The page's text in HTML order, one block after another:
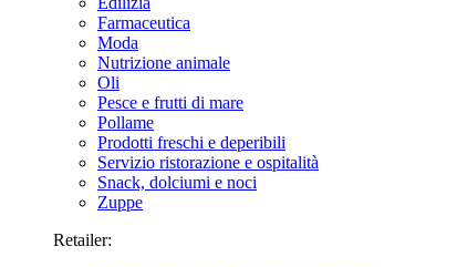
Farmaceutica
Moda
Nutrizione animale
Oli
Pesce e frutti di mare
Pollame
Prodotti freschi e deperibili
Servizio ristorazione e ospitalità
Snack, dolciumi e noci
Zuppe
Retailer: